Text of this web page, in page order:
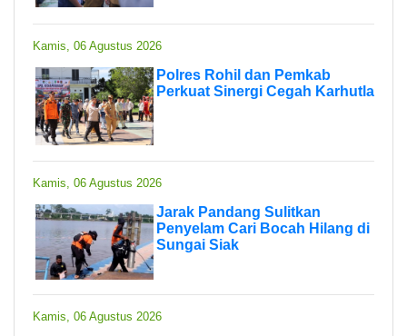
Kamis, 06 Agustus 2026
Polres Rohil dan Pemkab
Perkuat Sinergi Cegah Karhutla
Kamis, 06 Agustus 2026
Jarak Pandang Sulitkan
Penyelam Cari Bocah Hilang di
Sungai Siak
Kamis, 06 Agustus 2026